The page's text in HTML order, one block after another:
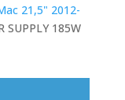
21,5" 2012-
SUPPLY 185W